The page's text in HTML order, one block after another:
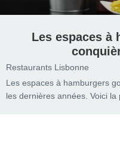
Les espaces à
Restaurants Lisbonne
Les espaces à hamburgers
les dernières années. Voici la